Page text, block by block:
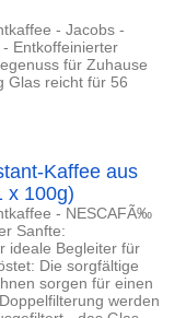
- Jacobs -
Entkoffeinierter
für Zuhause
Glas reicht für 56
Kaffee aus
x 100g)
- NESCAFÃ‰
Sanfte:
ideale Begleiter für
Die sorgfältige
sorgen für einen
werden